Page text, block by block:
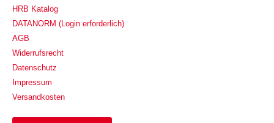
HRB Katalog
DATANORM (Login erforderlich)
AGB
Widerrufsrecht
Datenschutz
Impressum
Versandkosten